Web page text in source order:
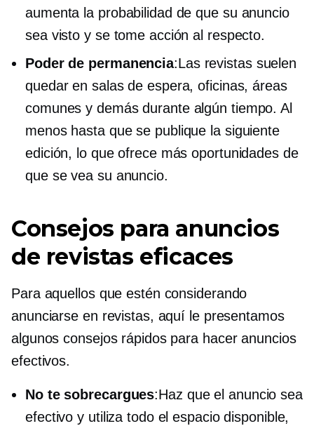
aumenta la probabilidad de que su anuncio
sea visto y se tome acción al respecto.
Poder de permanencia:Las revistas suelen
quedar en salas de espera, oficinas, áreas
comunes y demás durante algún tiempo. Al
menos hasta que se publique la siguiente
edición, lo que ofrece más oportunidades de
que se vea su anuncio.
Consejos para anuncios
de revistas eficaces
Para aquellos que estén considerando
anunciarse en revistas, aquí le presentamos
algunos consejos rápidos para hacer anuncios
efectivos.
No te sobrecargues:Haz que el anuncio sea
efectivo y utiliza todo el espacio disponible,